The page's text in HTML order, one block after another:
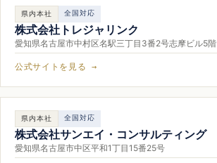
県内本社 全国対応
株式会社トレジャリンク
愛知県名古屋市中村区名駅三丁目3番2号志摩ビル5階
公式サイトを見る →
県内本社 全国対応
株式会社サンエイ・コンサルティング
愛知県名古屋市中区平和1丁目15番25号